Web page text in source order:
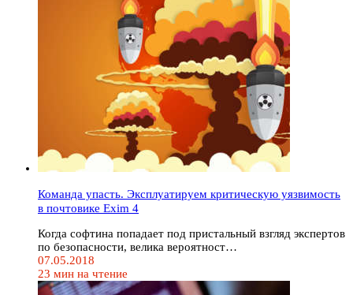
Команда упасть. Эксплуатируем критическую уязвимость
в почтовике Exim 4
Когда софтина попадает под пристальный взгляд экспертов
по безопасности, велика вероятност…
07.05.2018
23 мин на чтение